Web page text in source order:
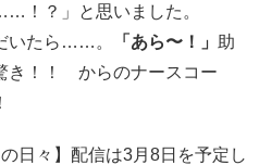
！？」と思いました。
いたら……。
「あら〜！」
助
き！！ からのナースコー
日々】配信は3月8日を予定し